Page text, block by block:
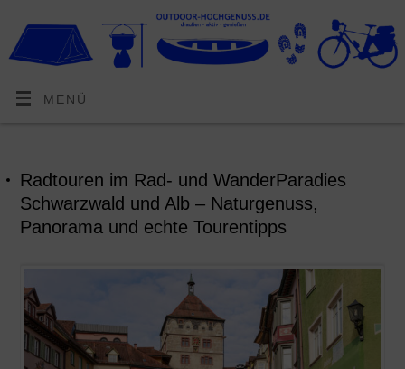
MENÜ
Radtouren im Rad- und WanderParadies
Schwarzwald und Alb – Naturgenuss,
Panorama und echte Tourentipps